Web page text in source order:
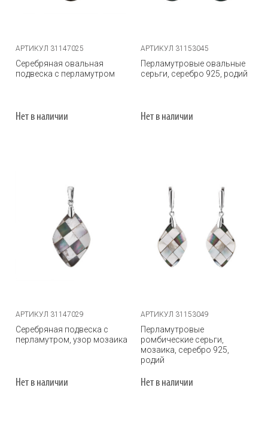
АРТИКУЛ 31147025
Серебряная овальная
подвеска с перламутром
Нет в наличии
АРТИКУЛ 31153045
Перламутровые овальные
серьги, серебро 925, родий
Нет в наличии
АРТИКУЛ 31147029
Серебряная подвеска с
перламутром, узор мозаика
Нет в наличии
АРТИКУЛ 31153049
Перламутровые
ромбические серьги,
мозаика, серебро 925,
родий
Нет в наличии